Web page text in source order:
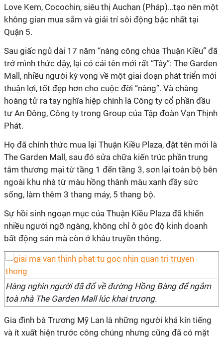
Love Kem, Cocochin, siêu thị Auchan (Pháp)…tạo nên một
không gian mua sắm và giải trí sôi động bậc nhất tại
Quận 5.
Sau giấc ngủ dài 17 năm “nàng công chúa Thuận Kiều” đã
trở mình thức dậy, lại có cái tên mới rất “Tây”: The Garden
Mall, nhiều người kỳ vọng về một giai đoạn phát triển mới
thuận lợi, tốt đẹp hơn cho cuộc đời “nàng”. Và chàng
hoàng tử ra tay nghĩa hiệp chính là Công ty cổ phần đầu
tư An Đông, Công ty trong Group của Tập đoàn Vạn Thịnh
Phát.
Họ đã chính thức mua lại Thuận Kiều Plaza, đặt tên mới là
The Garden Mall, sau đó sửa chữa kiến trúc phần trung
tâm thương mại từ tầng 1 đến tầng 3, sơn lại toàn bộ bên
ngoài khu nhà từ màu hồng thành màu xanh đầy sức
sống, làm thêm 3 thang máy, 5 thang bộ.
Sự hồi sinh ngoạn mục của Thuận Kiều Plaza đã khiến
nhiều người ngỡ ngàng, không chỉ ở góc độ kinh doanh
bất động sản mà còn ở khâu truyền thông.
Hàng nghìn người đã đổ về đường Hồng Bàng để ngắm
toà nhà The Garden Mall lúc khai trương.
Gia đình bà Trương Mỹ Lan là những người khá kín tiếng
và ít xuất hiện trước công chúng nhưng cũng đã có mặt